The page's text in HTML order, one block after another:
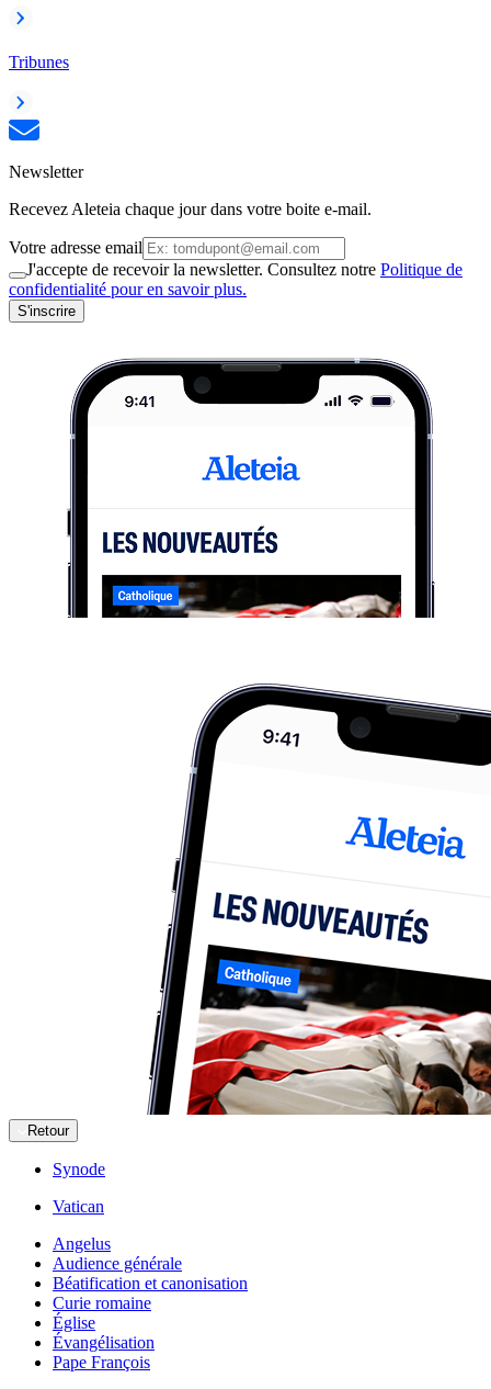
Tribunes
Newsletter
Recevez Aleteia chaque jour dans votre boite e-mail.
Votre adresse email
J'accepte de recevoir la newsletter. Consultez notre Politique de
confidentialité pour en savoir plus.
S'inscrire
Retour
Synode
Vatican
Angelus
Audience générale
Béatification et canonisation
Curie romaine
Église
Évangélisation
Pape François